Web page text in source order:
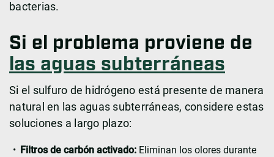
bacterias.
Si el problema proviene de
las aguas subterráneas
Si el sulfuro de hidrógeno está presente de manera
natural en las aguas subterráneas, considere estas
soluciones a largo plazo:
Filtros de carbón activado: Eliminan los olores durante